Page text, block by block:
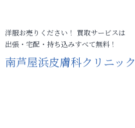
洋服お売りください！ 買取サービスは
出張・宅配・持ち込みすべて無料！
南芦屋浜皮膚科クリニック